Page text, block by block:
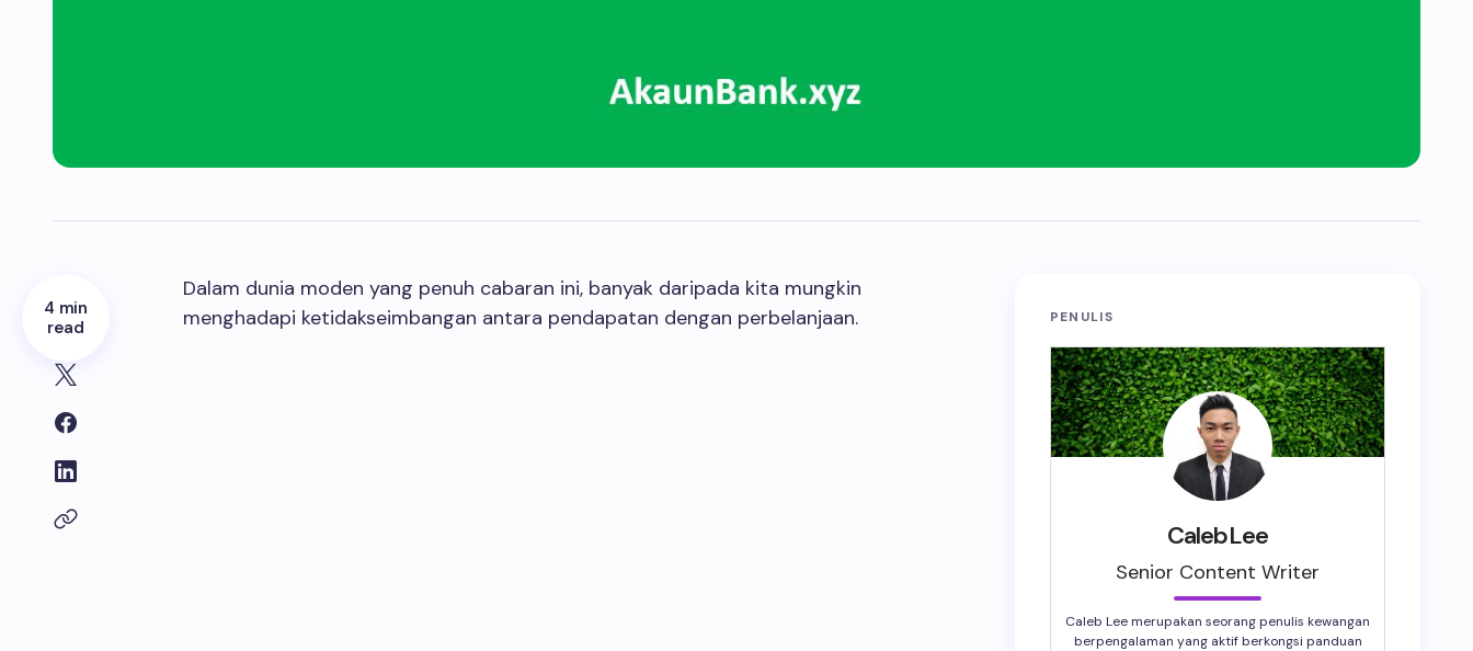
4 min
read
Dalam dunia moden yang penuh cabaran ini, banyak daripada kita mungkin
menghadapi ketidakseimbangan antara pendapatan dengan perbelanjaan.
PENULIS
CalebLee
Senior Content Writer
Caleb Lee merupakan seorang penulis kewangan
berpengalaman yang aktif berkongsi panduan